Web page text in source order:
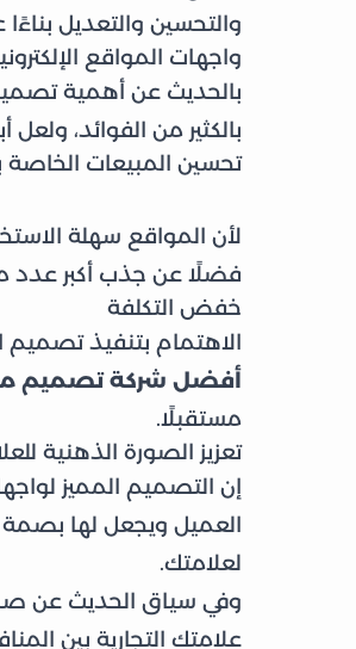
والتحسين والتعديل
واجهات المواقع
بالحديث عن أهمية
بالكثير من الفوائد، ولعل
تحسين المبيعات
لأن المواقع سهلة
فضلًا عن جذب أكبر عدد
خفض التكلفة
الاهتمام بتنفيذ تصميم
أفضل شركة تصميم
مستقبلًا.
تعزيز الصورة الذهنية
إن التصميم المميز
العميل ويجعل لها بصمة
لعلامتك.
وفي سياق الحديث عن
علامتك التجارية بين